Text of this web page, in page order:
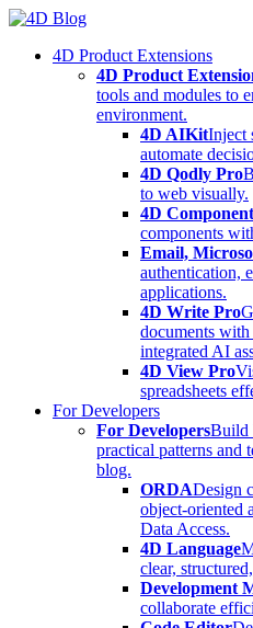
Skip
content4D Product Extensions
4D Product
tools and modules to
environment.
4D AIKitInject
automate
4D Qodly Pro
to web visually.
4D
components
Email,
authentication,
applications.
4D Write Pro
documents
integrated AI
4D View Pro
spreadsheets
For Developers
For DevelopersBuild
practical patterns and
blog.
ORDADesign
object-oriented
Data Access.
4D Language
clear,
Development
collaborate